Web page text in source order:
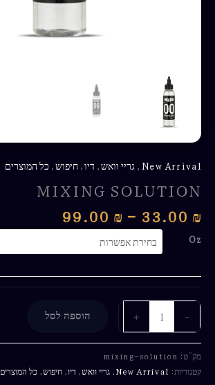
New Arrival
, גריי וואש, דיו, חיפוש, כל המוצרים
MIXING SOLUTION
33.00 ₪
–
99.00 ₪
Oz
-
+ הוספה לסל
מק"ט: mixing-solution
קטגוריות: New Arrival
, גריי וואש, דיו, חיפוש, כל המוצרים